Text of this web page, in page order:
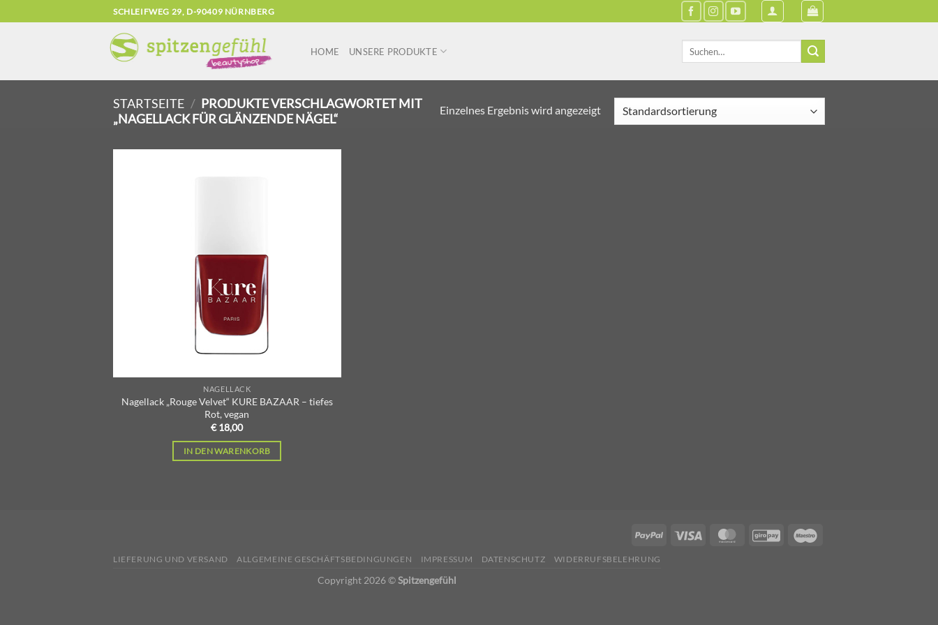
Inhalt
SCHLEIFWEG 29, D-90409 NÜRNBERG
HOME UNSERE PRODUKTE
STARTSEITE / PRODUKTE VERSCHLAGWORTET MIT
„NAGELLACK FÜR GLÄNZENDE NÄGEL“
Einzelnes Ergebnis wird angezeigt
NAGELLACK
Nagellack „Rouge Velvet“ KURE BAZAAR – tiefes
Rot, vegan
€ 18,00
IN DEN WARENKORB
LIEFERUNG UND VERSAND ALLGEMEINE GESCHÄFTSBEDINGUNGEN IMPRESSUM DATENSCHUTZ WIDERRUFSBELEHRUNG
Copyright 2026 ©Spitzengefühl